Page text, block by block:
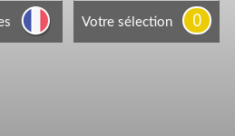
Votre sélection 0